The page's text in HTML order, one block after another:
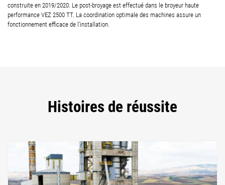
construite en 2019/2020. Le post-broyage est effectué dans le broyeur haute
performance VEZ 2500 TT. La coordination optimale des machines assure un
fonctionnement efficace de l'installation.
Histoires de réussite